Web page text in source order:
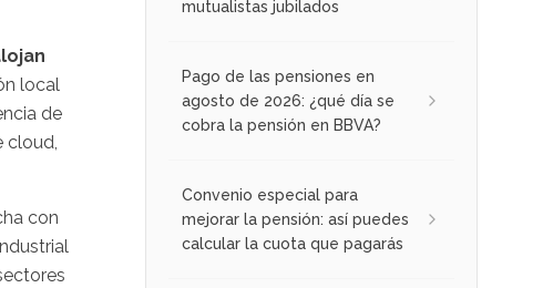
local
de
cloud,
con
mutualistas jubilados
Pago de las pensiones en
agosto de 2026: ¿qué día se
cobra la pensión en BBVA?
Convenio especial para
mejorar la pensión: así puedes
calcular la cuota que pagarás